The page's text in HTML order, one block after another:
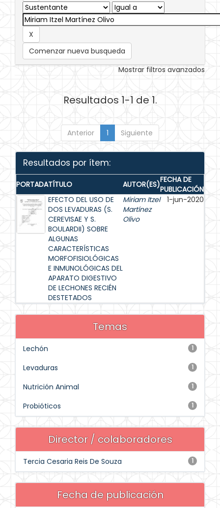
Comenzar nueva busqueda
Mostrar filtros avanzados
Resultados 1-1 de 1.
Anterior 1 Siguiente
Resultados por ítem:
PORTADATÍTULO AUTOR(ES)FECHA DE
PUBLICACIÓN
EFECTO DEL USO DE
DOS LEVADURAS (S.
CEREVISAE Y S.
BOULARDII) SOBRE
ALGUNAS
CARACTERÍSTICAS
MORFOFISIOLÓGICAS
E INMUNOLÓGICAS DEL
APARATO DIGESTIVO
DE LECHONES RECIÉN
DESTETADOS
Miriam Itzel
Martínez
Olivo
1-jun-2020
Temas
1
Lechón
1
Levaduras
1
Nutrición Animal
1
Probióticos
Director / colaboradores
1
Tercia Cesaria Reis De Souza
Fecha de publicación